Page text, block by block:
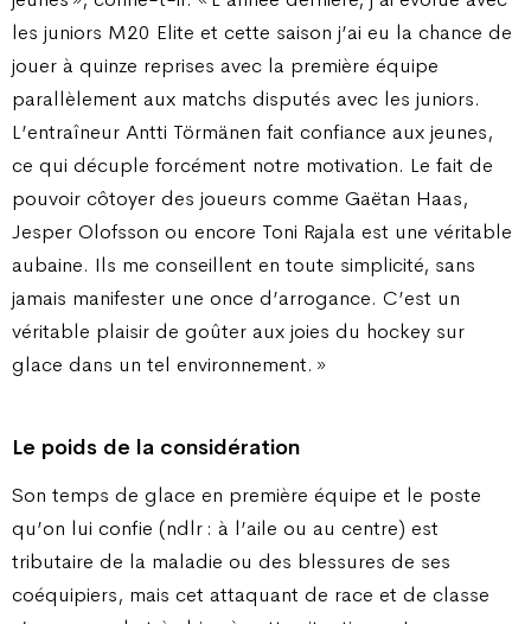
les juniors M20 Elite et cette saison j’ai eu la chance de
jouer à quinze reprises avec la première équipe
parallèlement aux matchs disputés avec les juniors.
L’entraîneur Antti Törmänen fait confiance aux jeunes,
ce qui décuple forcément notre motivation. Le fait de
pouvoir côtoyer des joueurs comme Gaëtan Haas,
Jesper Olofsson ou encore Toni Rajala est une véritable
aubaine. Ils me conseillent en toute simplicité, sans
jamais manifester une once d’arrogance. C’est un
véritable plaisir de goûter aux joies du hockey sur
glace dans un tel environnement. »
Le poids de la considération
Son temps de glace en première équipe et le poste
qu’on lui confie (ndlr : à l’aile ou au centre) est
tributaire de la maladie ou des blessures de ses
coéquipiers, mais cet attaquant de race et de classe